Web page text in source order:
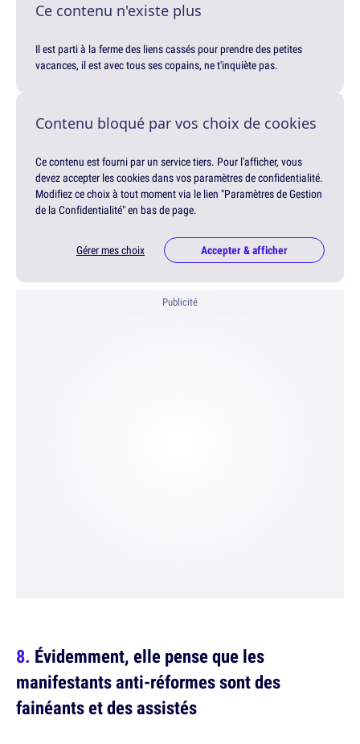
Ce contenu n'existe plus
Il est parti à la ferme des liens cassés pour prendre des petites
vacances, il est avec tous ses copains, ne t'inquiète pas.
Contenu bloqué par vos choix de cookies
Ce contenu est fourni par un service tiers. Pour l'afficher, vous
devez accepter les cookies dans vos paramètres de confidentialité.
Modifiez ce choix à tout moment via le lien "Paramètres de Gestion
de la Confidentialité" en bas de page.
Gérer mes choix Accepter & afficher
Publicité
Évidemment, elle pense que les
manifestants anti-réformes sont des
fainéants et des assistés